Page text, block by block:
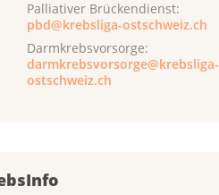
Palliativer Brückendienst:
pbd@krebsliga-ostschweiz.ch
Darmkrebsvorsorge:
darmkrebsvorsorge@krebsliga-
ostschweiz.ch